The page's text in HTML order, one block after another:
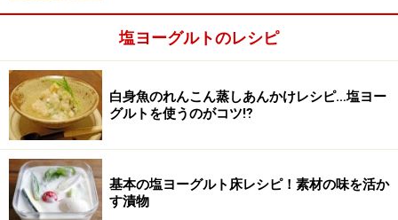
塩ヨーグルトのレシピ
白身魚のれんこん蒸しあんかけレシピ…塩ヨー
グルトを使うのがコツ⁉
基本の塩ヨーグルト床レシピ！素材の味を活か
す漬物